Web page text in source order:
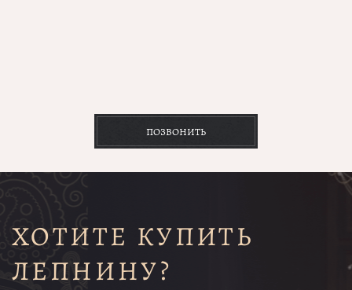
ПОЗВОНИТЬ
ХОТИТЕ КУПИТЬ
ЛЕПНИНУ?